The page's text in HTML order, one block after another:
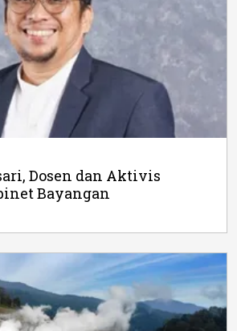
Dosen dan Aktivis
Bayangan